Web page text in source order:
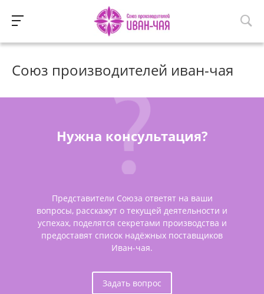
Союз производителей иван-чая
Нужна консультация?
Представители Союза ответят на ваши
вопросы, расскажут о текущей деятельности и
успехах, поделятся секретами производства и
предоставят список надёжных поставщиков
Иван-чая.
Задать вопрос